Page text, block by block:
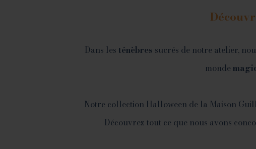
Dans les ténèbres sucrés de notre atelier,
monde
Notre collection Halloween de la Maison
Découvrez tout ce que nous avons